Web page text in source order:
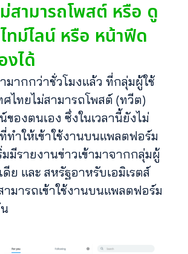
สามารถโพสต์ หรือ ดู
ทม์ไลน์ หรือ หน้าฟีด
งได้
มากกว่าชั่วโมงแล้ว ที่กลุ่มผู้ใช้
ศไทยไม่สามารถโพสต์ (ทวีต)
ของตนเอง ซึ่งในเวลานี้ยังไม่
ทำให้เข้าใช้งานบนแพลตฟอร์ม
มมีรายงานข่าวเข้ามาจากกลุ่มผู้
ดีย และ สหรัฐอาหรับเอมิเรตส์
ามารถเข้าใช้งานบนแพลตฟอร์ม